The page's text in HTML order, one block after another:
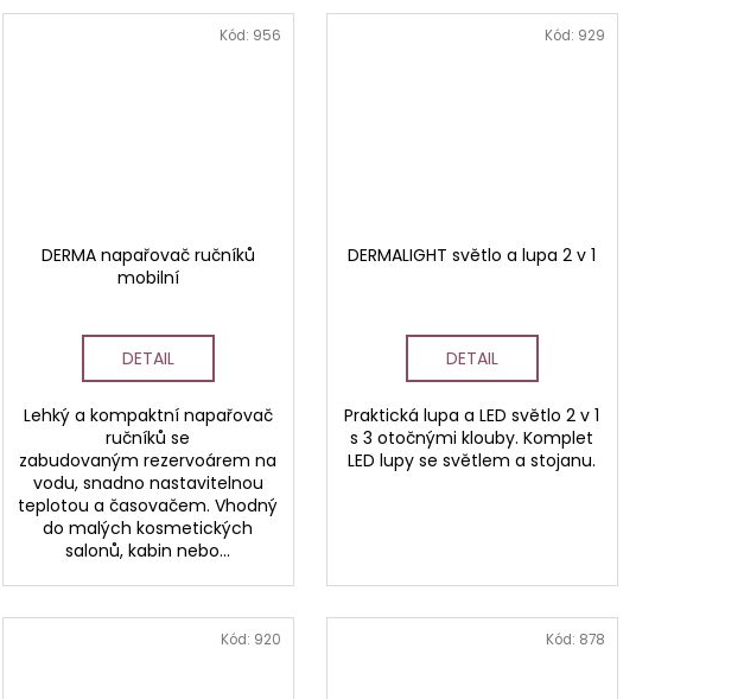
DERMA napařovač ručníků
mobilní
DETAIL
Lehký a kompaktní napařovač
ručníků se
zabudovaným rezervoárem na
vodu, snadno nastavitelnou
teplotou a časovačem. Vhodný
do malých kosmetických
salonů, kabin nebo...
Kód: 956
DERMALIGHT světlo a lupa 2 v 1
DETAIL
Praktická lupa a LED světlo 2 v 1
s 3 otočnými klouby. Komplet
LED lupy se světlem a stojanu.
Kód: 929
Kód: 920 Kód: 878